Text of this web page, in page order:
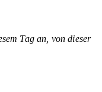
Tag an, von dieser